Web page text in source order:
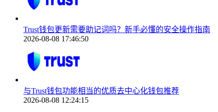
Trust钱包更新需要助记词吗？新手必懂的安全操作指南
2026-08-08 17:46:50
与Trust钱包功能相当的优质去中心化钱包推荐
2026-08-08 12:24:15